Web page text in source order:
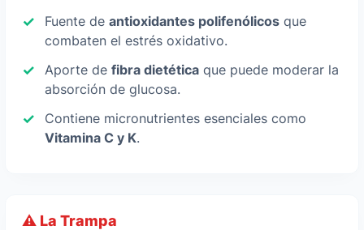
Fuente de antioxidantes polifenólicos que
combaten el estrés oxidativo.
Aporte de fibra dietética que puede moderar la
absorción de glucosa.
Contiene micronutrientes esenciales como
Vitamina C y K.
⚠️ La Trampa